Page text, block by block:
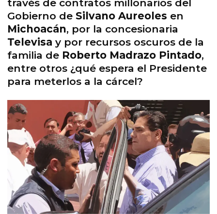
través de contratos millonarios del
Gobierno de Silvano Aureoles en
Michoacán, por la concesionaria
Televisa y por recursos oscuros de la
familia de Roberto Madrazo Pintado,
entre otros ¿qué espera el Presidente
para meterlos a la cárcel?